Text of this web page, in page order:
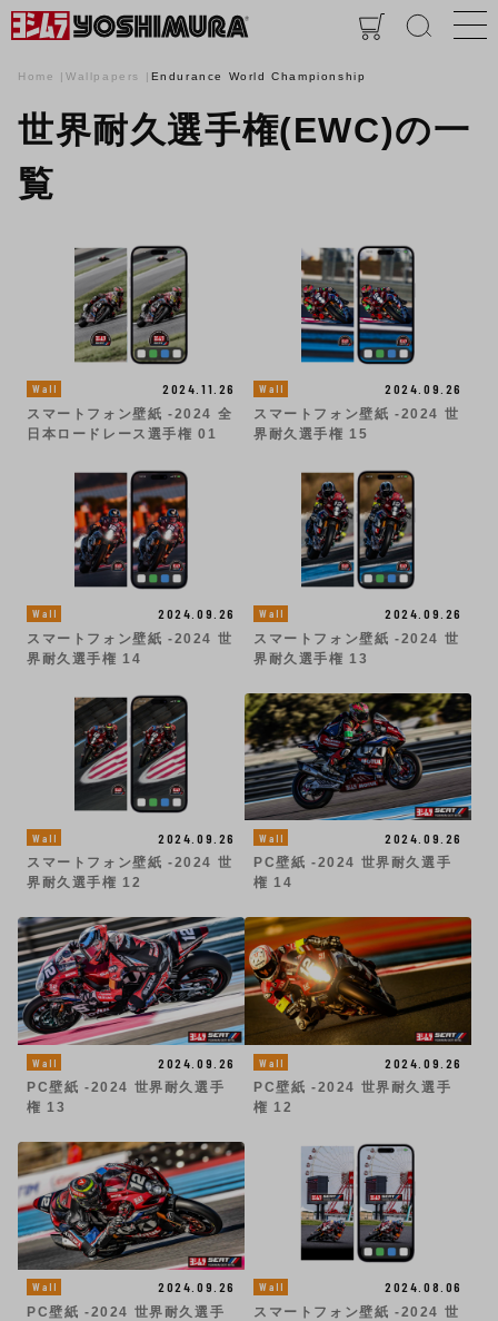
Home Wallpapers Endurance World Championship
世界耐久選手権(EWC)の一
覧
Wall
2024.11.26
スマートフォン壁紙 -2024 全
日本ロードレース選手権 01
Wall
2024.09.26
スマートフォン壁紙 -2024 世
界耐久選手権 15
Wall
2024.09.26
スマートフォン壁紙 -2024 世
界耐久選手権 14
Wall
2024.09.26
スマートフォン壁紙 -2024 世
界耐久選手権 13
Wall
2024.09.26
スマートフォン壁紙 -2024 世
界耐久選手権 12
Wall
2024.09.26
PC壁紙 -2024 世界耐久選手
権 14
Wall
2024.09.26
PC壁紙 -2024 世界耐久選手
権 13
Wall
2024.09.26
PC壁紙 -2024 世界耐久選手
権 12
Wall
2024.09.26
PC壁紙 -2024 世界耐久選手
Wall
2024.08.06
スマートフォン壁紙 -2024 世